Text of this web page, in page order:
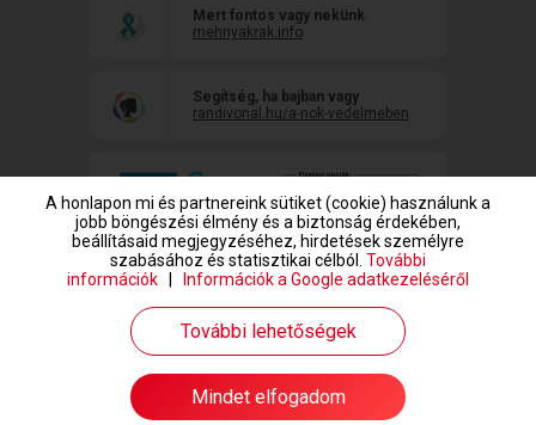
Mert fontos vagy nekünk
mehnyakrak.info
Segítség, ha bajban vagy
randivonal.hu/a-nok-vedelmeben
www.randivonal.hu © Copyright 1999-2026 Dating Central Europe Zrt.
A honlapon mi és partnereink sütiket (cookie) használunk a
jobb böngészési élmény és a biztonság érdekében,
beállításaid megjegyzéséhez, hirdetések személyre
szabásához és statisztikai célból. További
információk
Információk a Google adatkezeléséről
További lehetőségek
Mindet elfogadom